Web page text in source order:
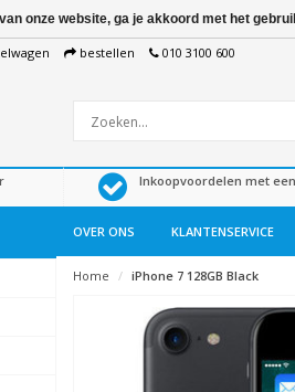
bestellen 010 3100 600
Inkoopvoordelen met
OVER ONS KLANTENSERVICE
Home iPhone 7 128GB Black
onze website, ga je akkoord met het